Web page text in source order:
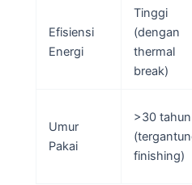
Efisiensi
Energi
Tinggi
(dengan
thermal
break)
Umur
Pakai
>30 tahun
finishing)